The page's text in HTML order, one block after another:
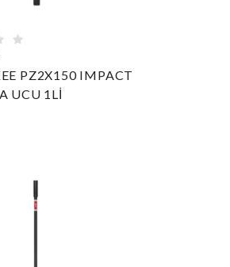
PZ2X150 IMPACT
UCU 1Lİ